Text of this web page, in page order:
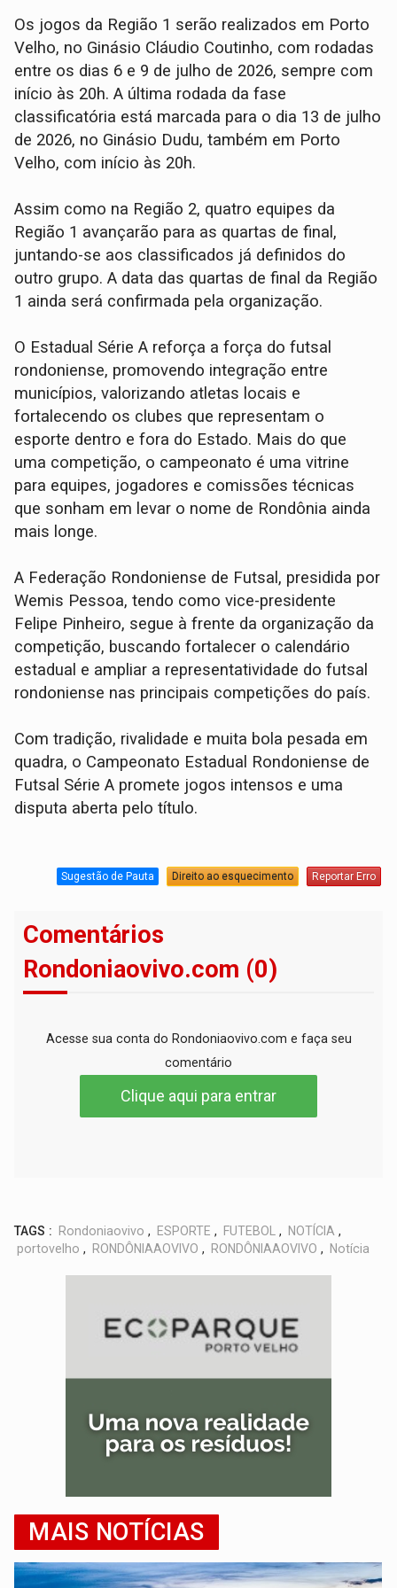
Os jogos da Região 1 serão realizados em Porto
Velho, no Ginásio Cláudio Coutinho, com rodadas
entre os dias 6 e 9 de julho de 2026, sempre com
início às 20h. A última rodada da fase
classificatória está marcada para o dia 13 de julho
de 2026, no Ginásio Dudu, também em Porto
Velho, com início às 20h.
Assim como na Região 2, quatro equipes da
Região 1 avançarão para as quartas de final,
juntando-se aos classificados já definidos do
outro grupo. A data das quartas de final da Região
1 ainda será confirmada pela organização.
O Estadual Série A reforça a força do futsal
rondoniense, promovendo integração entre
municípios, valorizando atletas locais e
fortalecendo os clubes que representam o
esporte dentro e fora do Estado. Mais do que
uma competição, o campeonato é uma vitrine
para equipes, jogadores e comissões técnicas
que sonham em levar o nome de Rondônia ainda
mais longe.
A Federação Rondoniense de Futsal, presidida por
Wemis Pessoa, tendo como vice-presidente
Felipe Pinheiro, segue à frente da organização da
competição, buscando fortalecer o calendário
estadual e ampliar a representatividade do futsal
rondoniense nas principais competições do país.
Com tradição, rivalidade e muita bola pesada em
quadra, o Campeonato Estadual Rondoniense de
Futsal Série A promete jogos intensos e uma
disputa aberta pelo título.
Sugestão de Pauta Direito ao esquecimento Reportar Erro
Comentários
Rondoniaovivo.com (0)
Acesse sua conta do Rondoniaovivo.com e faça seu
comentário
Clique aqui para entrar
TAGS : Rondoniaovivo , ESPORTE , FUTEBOL , NOTÍCIA ,
portovelho , RONDÔNIAAOVIVO , RONDÔNIAAOVIVO , Notícia
MAIS NOTÍCIAS